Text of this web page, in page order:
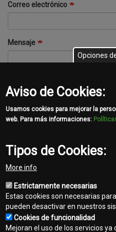
Correo electrónico
Mensaje
Acepto losTerminos y
Enviar
Opciones
Aviso de Cookies:
Usamos cookies para mejorar la
web. Para más informaciones:
Tipos de Cookies:
More info
Estrictamente necesarias
Estas cookies son necesarias
pueden desactivar en nuestros
Cookies de funcionalidad
Mejoran el uso de los servicios